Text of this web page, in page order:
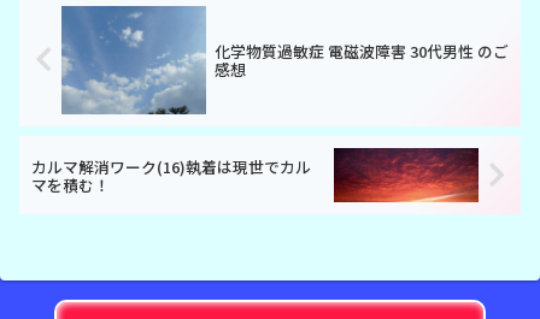
化学物質過敏症 電磁波障害 30代男性 のご
感想
カルマ解消ワーク(16)執着は現世でカル
マを積む！